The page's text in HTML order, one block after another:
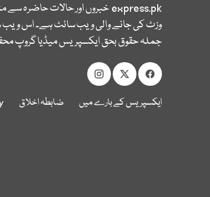
express.pkخبروں اور حالات حاضرہ سے
وزٹ کی جانے والی ویب سائٹ ہے۔ اس ویب
جملہ حقوق بحق ایکسپریس میڈیا گروپ
ایکسپریس کے بارے میں ضابطہ اخلاق